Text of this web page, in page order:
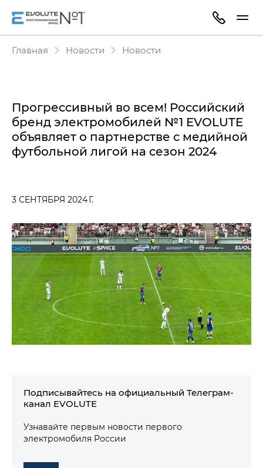
Главная Новости Новости
Прогрессивный во всем! Российский
бренд электромобилей №1 EVOLUTE
объявляет о партнерстве с медийной
футбольной лигой на сезон 2024
3 СЕНТЯБРЯ 2024 Г.
Подписывайтесь на официальный Телеграм-
канал EVOLUTE
Узнавайте первым новости первого
электромобиля России